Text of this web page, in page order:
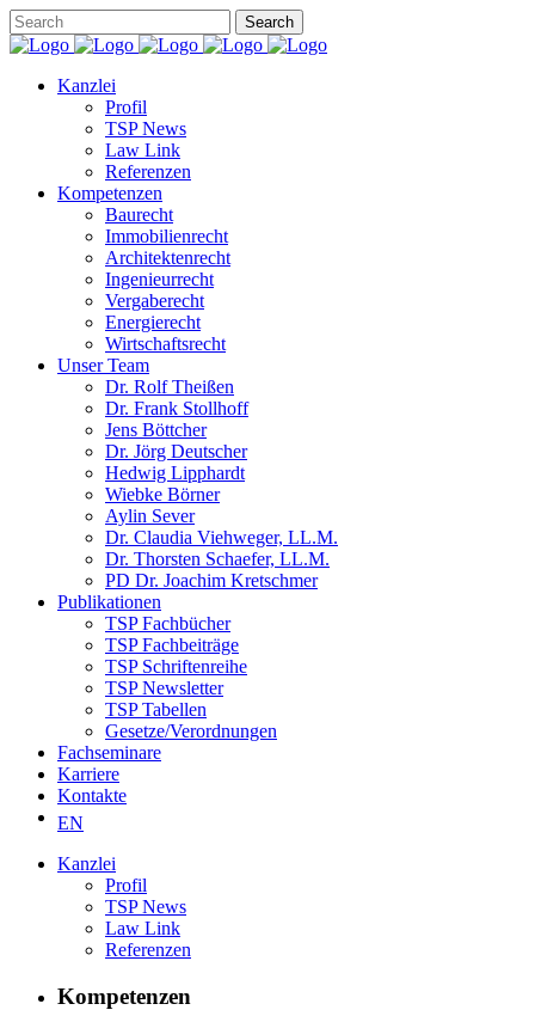
Kanzlei
Profil
TSP News
Law Link
Referenzen
Kompetenzen
Baurecht
Immobilienrecht
Architektenrecht
Ingenieurrecht
Vergaberecht
Energierecht
Wirtschaftsrecht
Unser Team
Dr. Rolf Theißen
Dr. Frank Stollhoff
Jens Böttcher
Dr. Jörg Deutscher
Hedwig Lipphardt
Wiebke Börner
Aylin Sever
Dr. Claudia Viehweger, LL.M.
Dr. Thorsten Schaefer, LL.M.
PD Dr. Joachim Kretschmer
Publikationen
TSP Fachbücher
TSP Fachbeiträge
TSP Schriftenreihe
TSP Newsletter
TSP Tabellen
Gesetze/Verordnungen
Fachseminare
Karriere
Kontakte
EN
Kanzlei
Profil
TSP News
Law Link
Referenzen
Kompetenzen